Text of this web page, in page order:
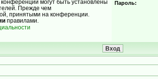
могут быть установлены
Прежде чем
принятыми на конференции.
правилами.
Пароль: